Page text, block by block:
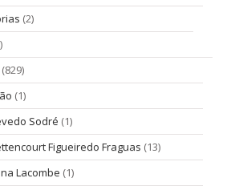
(2)
(829)
(1)
Sodré (1)
Figueiredo Fraguas (13)
Lacombe (1)